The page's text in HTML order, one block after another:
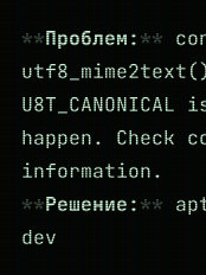
Проблем:
happen.
information.
Решение:
dev